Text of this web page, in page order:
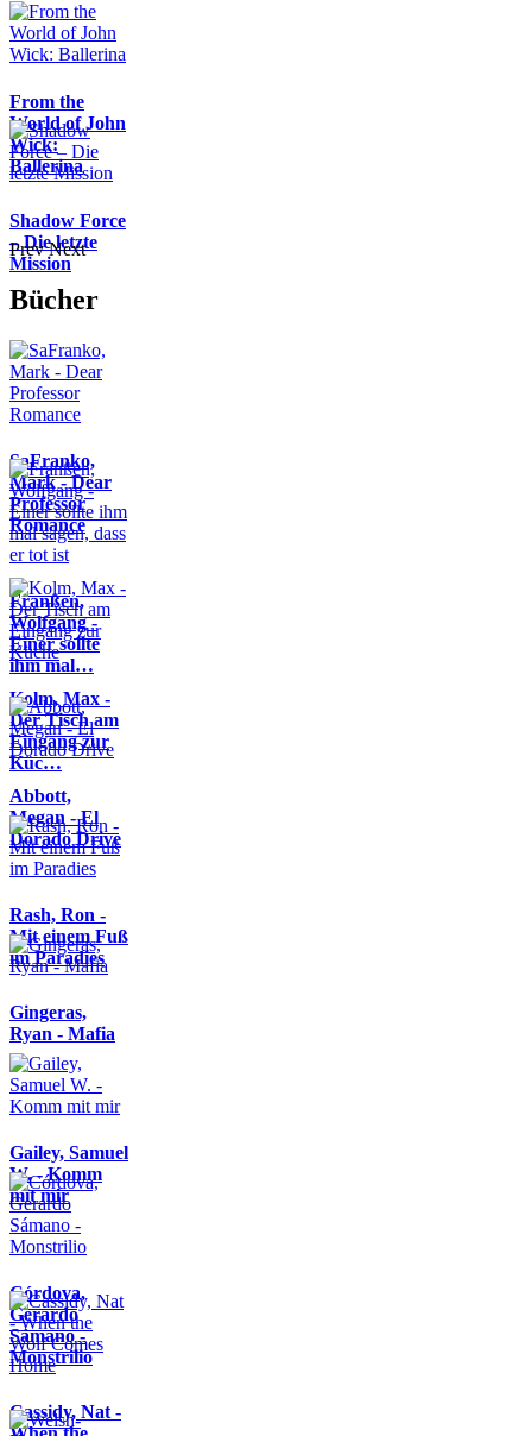
From the
World of John
Wick:
Ballerina
Shadow Force
– Die letzte
Mission
Prev Next
Bücher
SaFranko,
Mark - Dear
Professor
Romance
Franßen,
Wolfgang -
Einer sollte
ihm mal…
Kolm, Max -
Der Tisch am
Eingang zur
Küc…
Abbott,
Megan - El
Dorado Drive
Rash, Ron -
Mit einem Fuß
im Paradies
Gingeras,
Ryan - Mafia
Gailey, Samuel
W. - Komm
mit mir
Córdova,
Gerardo
Sámano -
Monstrilio
Cassidy, Nat -